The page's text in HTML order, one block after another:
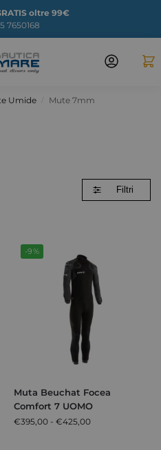
oltre 99€
7650168
Umide Mute 7mm
Filtri
-9%
Muta Beuchat Focea
Comfort 7 UOMO
€395,00 - €425,00